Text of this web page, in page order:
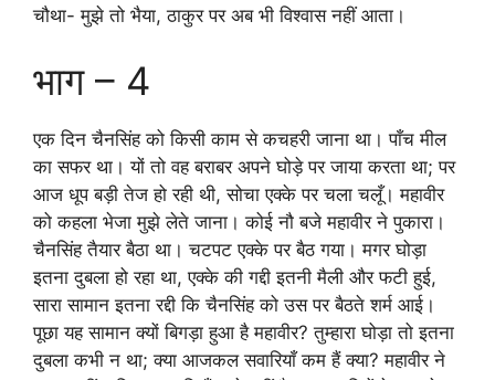
चौथा- मुझे तो भैया, ठाकुर पर अब भी विश्वास नहीं आता।
भाग – 4
एक दिन चैनसिंह को किसी काम से कचहरी जाना था। पाँच मील
का सफर था। यों तो वह बराबर अपने घोड़े पर जाया करता था; पर
आज धूप बड़ी तेज हो रही थी, सोचा एक्के पर चला चलूँ। महावीर
को कहला भेजा मुझे लेते जाना। कोई नौ बजे महावीर ने पुकारा।
चैनसिंह तैयार बैठा था। चटपट एक्के पर बैठ गया। मगर घोड़ा
इतना दुबला हो रहा था, एक्के की गद्दी इतनी मैली और फटी हुई,
सारा सामान इतना रद्दी कि चैनसिंह को उस पर बैठते शर्म आई।
पूछा यह सामान क्यों बिगड़ा हुआ है महावीर? तुम्हारा घोड़ा तो इतना
दुबला कभी न था; क्या आजकल सवारियाँ कम हैं क्या? महावीर ने